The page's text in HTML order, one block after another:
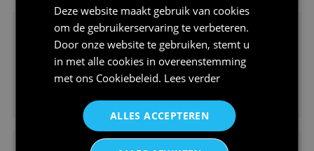
Deze website maakt gebruik van cookies
om de gebruikerservaring te verbeteren.
Door onze website te gebruiken, stemt u
in met alle cookies in overeenstemming
met ons Cookiebeleid. Lees verder
ALLES ACCEPTEREN